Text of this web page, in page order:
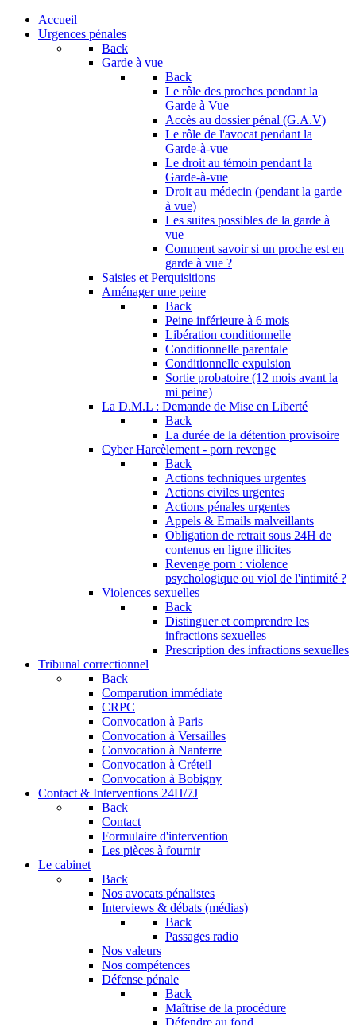
Accueil
Urgences pénales
Back
Garde à vue
Back
Le rôle des proches pendant la
Garde à Vue
Accès au dossier pénal (G.A.V)
Le rôle de l'avocat pendant la
Garde-à-vue
Le droit au témoin pendant la
Garde-à-vue
Droit au médecin (pendant la garde
à vue)
Les suites possibles de la garde à
vue
Comment savoir si un proche est en
garde à vue ?
Saisies et Perquisitions
Aménager une peine
Back
Peine inférieure à 6 mois
Libération conditionnelle
Conditionnelle parentale
Conditionnelle expulsion
Sortie probatoire (12 mois avant la
mi peine)
La D.M.L : Demande de Mise en Liberté
Back
La durée de la détention provisoire
Cyber Harcèlement - porn revenge
Back
Actions techniques urgentes
Actions civiles urgentes
Actions pénales urgentes
Appels & Emails malveillants
Obligation de retrait sous 24H de
contenus en ligne illicites
Revenge porn : violence
psychologique ou viol de l'intimité ?
Violences sexuelles
Back
Distinguer et comprendre les
infractions sexuelles
Prescription des infractions sexuelles
Tribunal correctionnel
Back
Comparution immédiate
CRPC
Convocation à Paris
Convocation à Versailles
Convocation à Nanterre
Convocation à Créteil
Convocation à Bobigny
Contact & Interventions 24H/7J
Back
Contact
Formulaire d'intervention
Les pièces à fournir
Le cabinet
Back
Nos avocats pénalistes
Interviews & débats (médias)
Back
Passages radio
Nos valeurs
Nos compétences
Défense pénale
Back
Maîtrise de la procédure
Défendre au fond